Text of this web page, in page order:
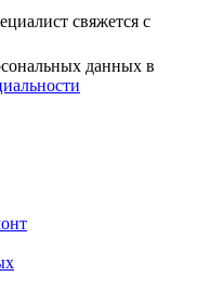
свяжется с
данных в